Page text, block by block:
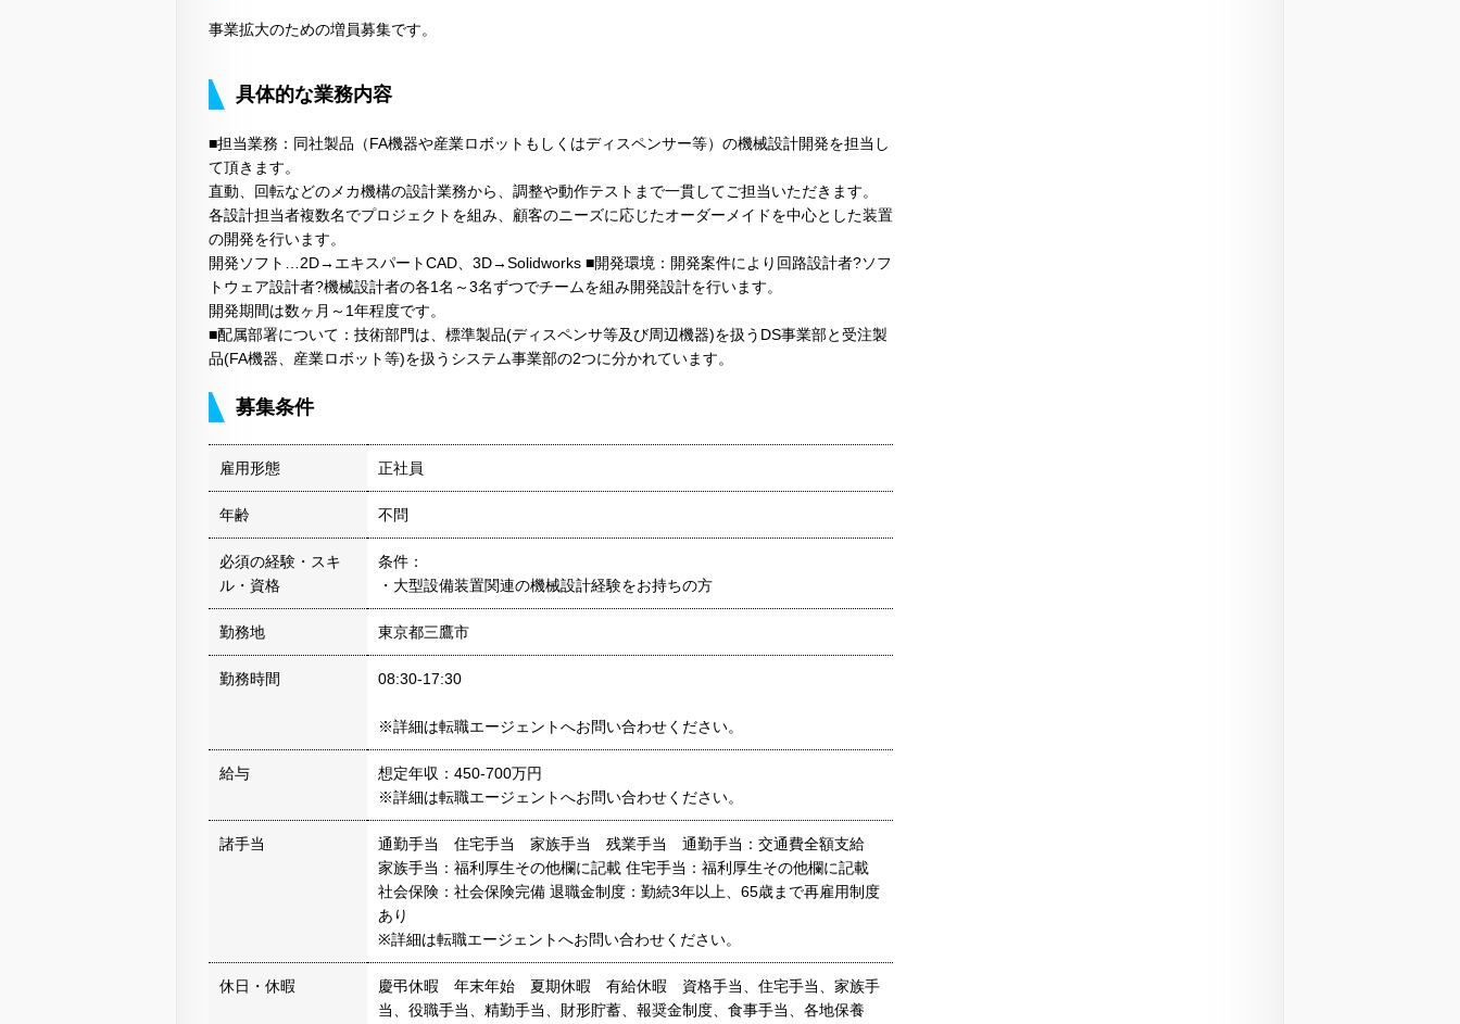
事業拡大のための増員募集です。
具体的な業務内容
■担当業務：同社製品（FA機器や産業ロボットもしくはディスペンサー等）の機械設計開発を担当し
て頂きます。
直動、回転などのメカ機構の設計業務から、調整や動作テストまで一貫してご担当いただきます。
各設計担当者複数名でプロジェクトを組み、顧客のニーズに応じたオーダーメイドを中心とした装置
の開発を行います。
開発ソフト…2D→エキスパートCAD、3D→Solidworks ■開発環境：開発案件により回路設計者?ソフ
トウェア設計者?機械設計者の各1名～3名ずつでチームを組み開発設計を行います。
開発期間は数ヶ月～1年程度です。
■配属部署について：技術部門は、標準製品(ディスペンサ等及び周辺機器)を扱うDS事業部と受注製
品(FA機器、産業ロボット等)を扱うシステム事業部の2つに分かれています。
募集条件
雇用形態 正社員
年齢 不問
必須の経験・スキ
ル・資格
条件：
・大型設備装置関連の機械設計経験をお持ちの方
勤務地 東京都三鷹市
勤務時間 08:30-17:30
※詳細は転職エージェントへお問い合わせください。
給与
想定年収：450-700万円
※詳細は転職エージェントへお問い合わせください。
諸手当
通勤手当 住宅手当 家族手当 残業手当 通勤手当：交通費全額支給
家族手当：福利厚生その他欄に記載 住宅手当：福利厚生その他欄に記載
社会保険：社会保険完備 退職金制度：勤続3年以上、65歳まで再雇用制度
あり
※詳細は転職エージェントへお問い合わせください。
休日・休暇
慶弔休暇 年末年始 夏期休暇 有給休暇 資格手当、住宅手当、家族手
当、役職手当、精勤手当、財形貯蓄、報奨金制度、食事手当、各地保養